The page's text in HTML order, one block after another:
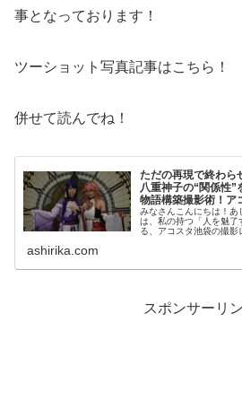
事となっております！
ツーショット写真記事はこちら！
併せて読んでね！
ただの再現で終わら
八重神子の“関係性”
物語構築撮影術！ア
みなさんこんにちは！あ
は、私の持つ「人を魅
る、アコスタ池袋の撮影レポート
ashirika.com
スポンサーリ